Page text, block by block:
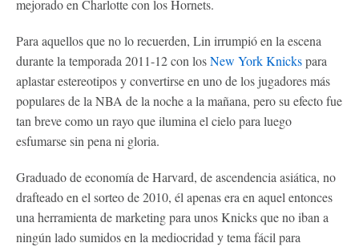
mejorado en Charlotte con los Hornets.
Para aquellos que no lo recuerden, Lin irrumpió en la escena
durante la temporada 2011-12 con losNew York Knickspara
aplastar estereotipos y convertirse en uno de los jugadores más
populares de la NBA de la noche a la mañana, pero su efecto fue
tan breve como un rayo que ilumina el cielo para luego
esfumarse sin pena ni gloria.
Graduado de economía de Harvard, de ascendencia asiática, no
drafteado en el sorteo de 2010, él apenas era en aquel entonces
una herramienta de marketing para unos Knicks que no iban a
ningún lado sumidos en la mediocridad y tema fácil para